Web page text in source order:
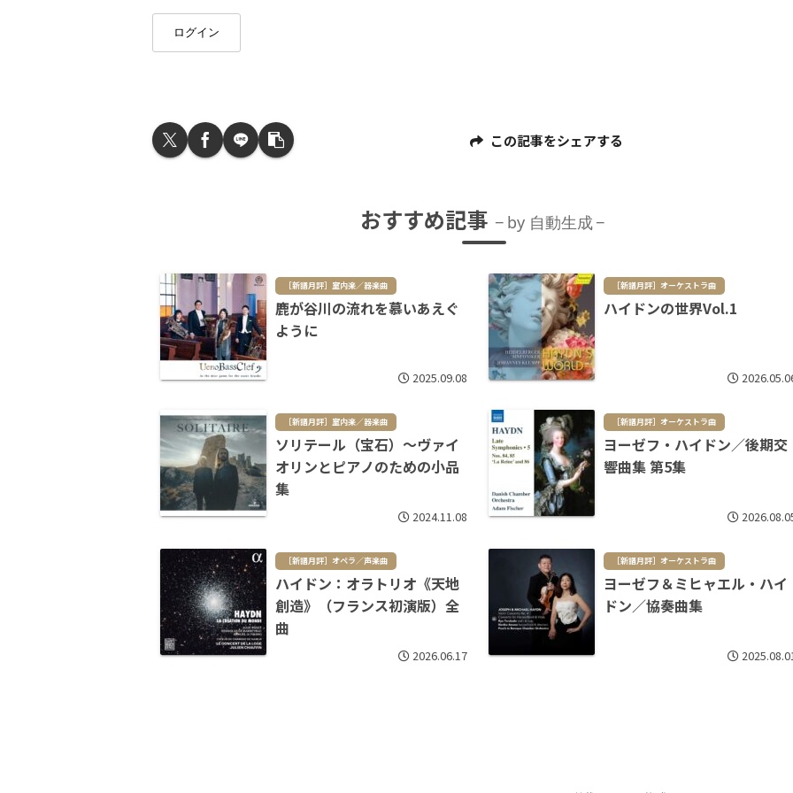
ログイン
この記事をシェアする
おすすめ記事 by 自動生成
［新譜月評］室内楽／器楽曲
鹿が谷川の流れを慕いあえぐ
ように
2025.09.08
［新譜月評］オーケストラ曲
ハイドンの世界Vol.1
［新譜月評］室内楽／器楽曲
ソリテール（宝石）～ヴァイ
オリンとピアノのための小品
集
2024.11.08
［新譜月評］オーケストラ曲
ヨーゼフ・ハイドン／後期交
響曲集 第5集
［新譜月評］オペラ／声楽曲
ハイドン：オラトリオ《天地
創造》（フランス初演版）全
曲
2026.06.17
［新譜月評］オーケストラ曲
ヨーゼフ＆ミヒャエル・ハイ
ドン／協奏曲集